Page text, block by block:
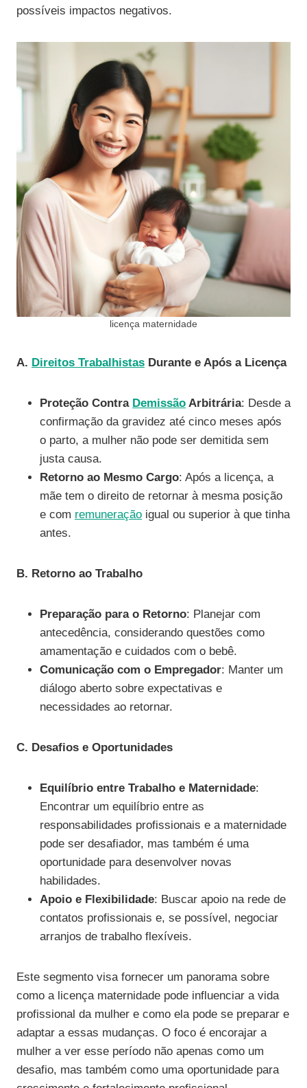
possíveis impactos negativos.
licença maternidade
A. Direitos Trabalhistas Durante e Após a Licença
Proteção Contra Demissão Arbitrária: Desde a
confirmação da gravidez até cinco meses após
o parto, a mulher não pode ser demitida sem
justa causa.
Retorno ao Mesmo Cargo: Após a licença, a
mãe tem o direito de retornar à mesma posição
e com remuneração igual ou superior à que tinha
antes.
B. Retorno ao Trabalho
Preparação para o Retorno: Planejar com
antecedência, considerando questões como
amamentação e cuidados com o bebê.
Comunicação com o Empregador: Manter um
diálogo aberto sobre expectativas e
necessidades ao retornar.
C. Desafios e Oportunidades
Equilíbrio entre Trabalho e Maternidade:
Encontrar um equilíbrio entre as
responsabilidades profissionais e a maternidade
pode ser desafiador, mas também é uma
oportunidade para desenvolver novas
habilidades.
Apoio e Flexibilidade: Buscar apoio na rede de
contatos profissionais e, se possível, negociar
arranjos de trabalho flexíveis.
Este segmento visa fornecer um panorama sobre
como a licença maternidade pode influenciar a vida
profissional da mulher e como ela pode se preparar e
adaptar a essas mudanças. O foco é encorajar a
mulher a ver esse período não apenas como um
desafio, mas também como uma oportunidade para